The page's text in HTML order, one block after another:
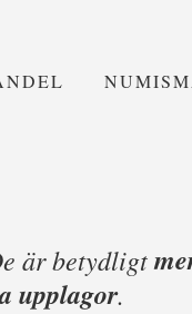
är betydligt
upplagor.